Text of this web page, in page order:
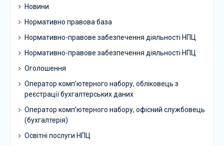
Новини
Нормативно правова база
Нормативно-правове забезпечення діяльності НПЦ
Нормативно-правове забезпечення діяльності НПЦ
Оголошення
Оператор комп’ютерного набору, обліковець з
реєстрації бухгалтерських даних
Оператор комп’ютерного набору, офісний службовець
(бухгалтерія)
Освітні послуги НПЦ